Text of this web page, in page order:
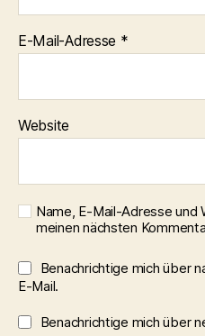
E-Mail-Adresse *
Website
Name, E-Mail-Adresse und
meinen nächsten
Benachrichtige mich über
E-Mail.
Benachrichtige mich über